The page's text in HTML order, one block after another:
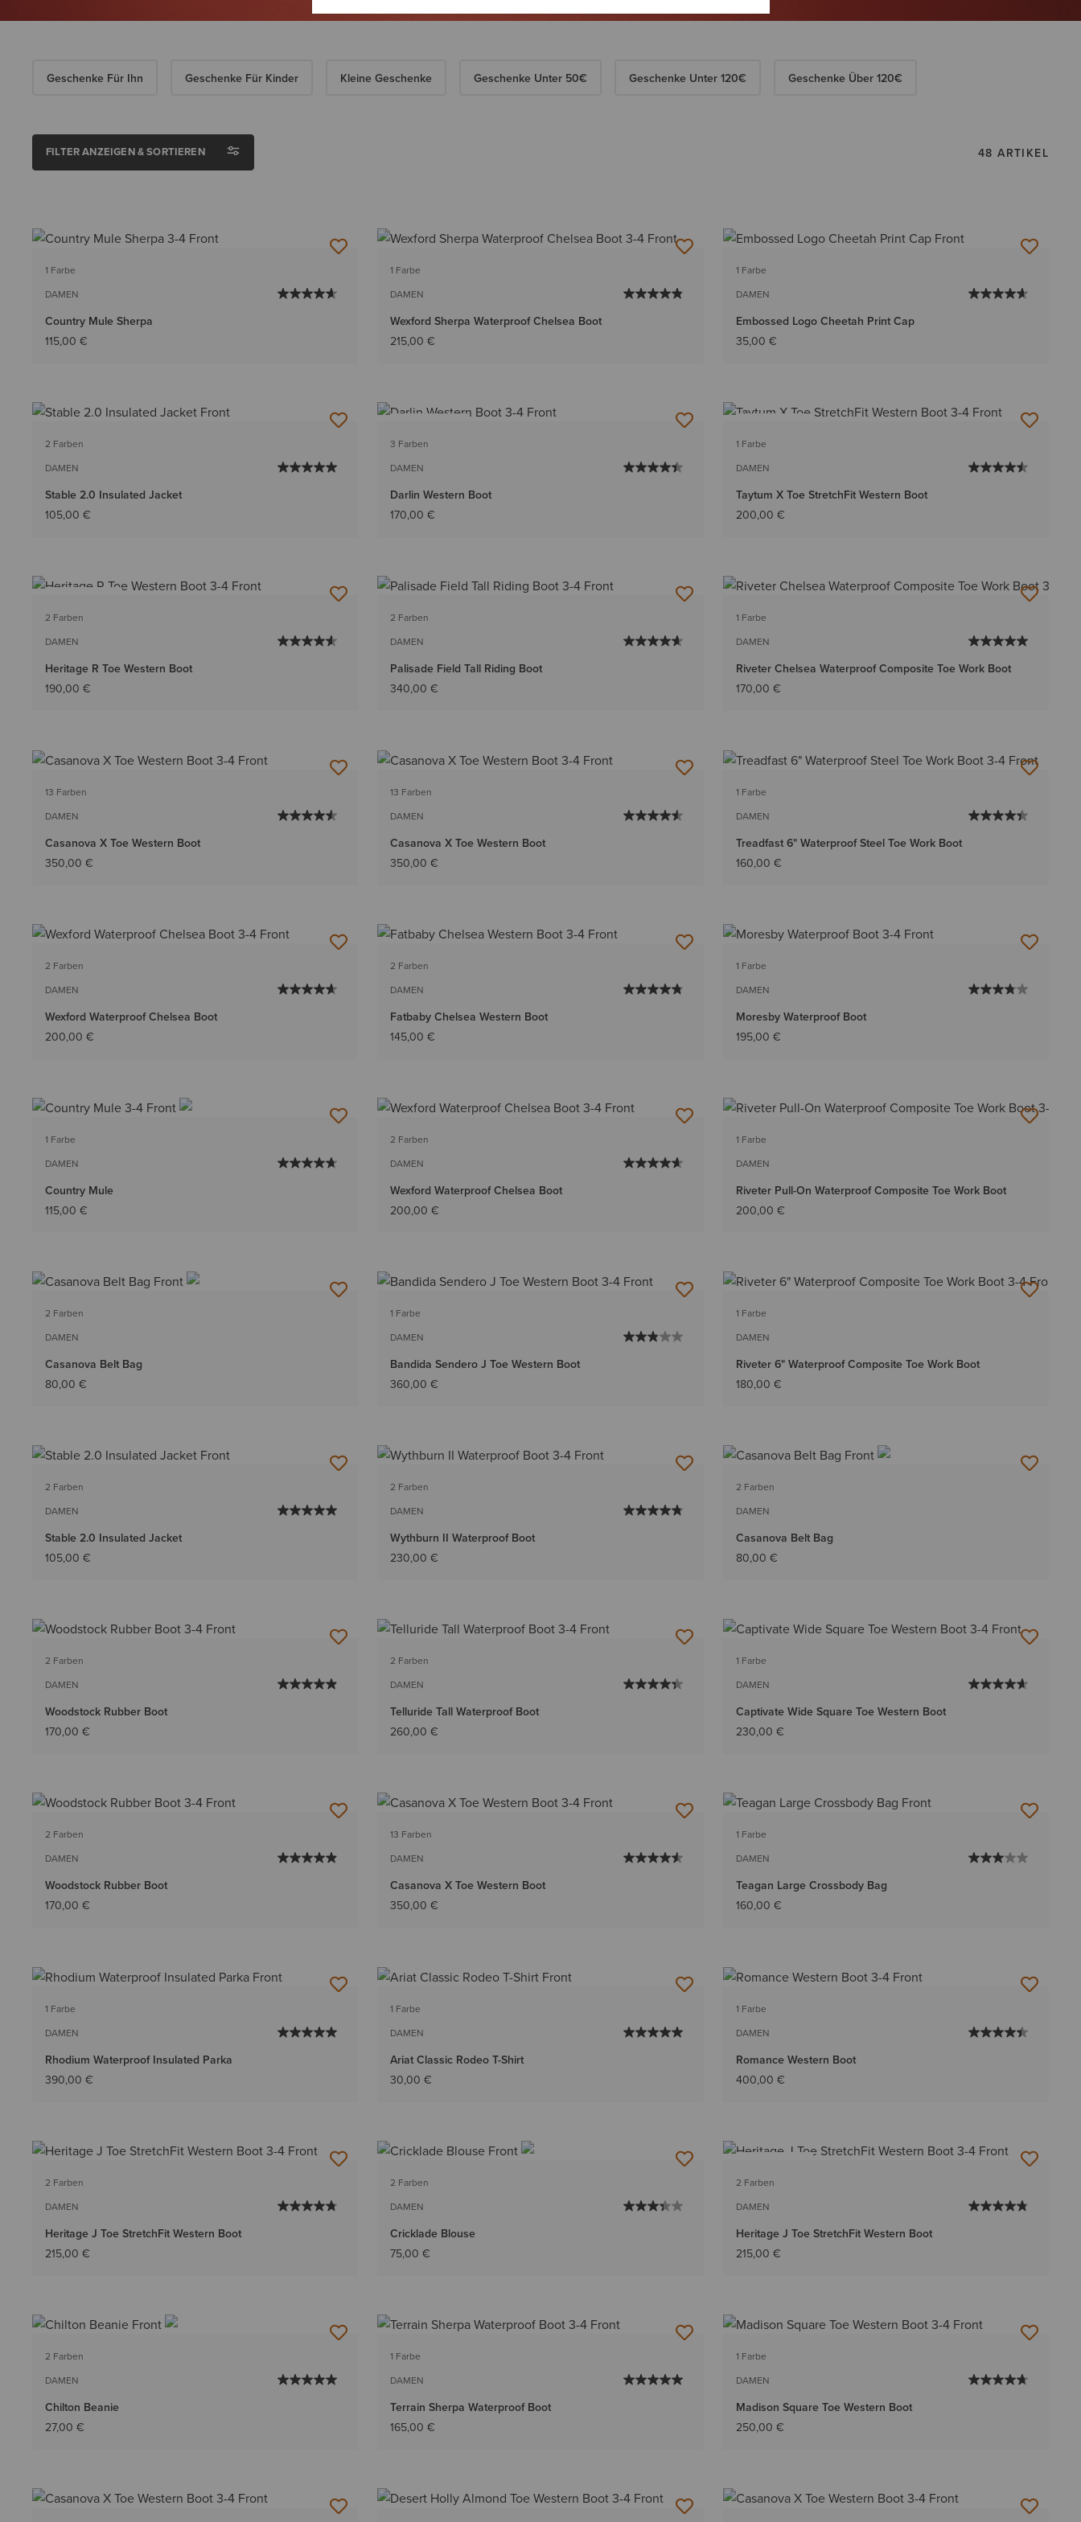
Geschenke Für Ihn Geschenke Für Kinder Kleine Geschenke Geschenke Unter 50€ Geschenke Unter 120€ Geschenke Über 120€
FILTER ANZEIGEN & SORTIEREN 48 ARTIKEL
1 Farbe
DAMEN
Country Mule Sherpa
115,00 €
1 Farbe
DAMEN
Wexford Sherpa Waterproof Chelsea Boot
215,00 €
1 Farbe
DAMEN
Embossed Logo Cheetah Print Cap
35,00 €
2 Farben
DAMEN
Stable 2.0 Insulated Jacket
105,00 €
3 Farben
DAMEN
Darlin Western Boot
170,00 €
1 Farbe
DAMEN
Taytum X Toe StretchFit Western Boot
200,00 €
2 Farben
DAMEN
Heritage R Toe Western Boot
190,00 €
2 Farben
DAMEN
Palisade Field Tall Riding Boot
340,00 €
1 Farbe
DAMEN
Riveter Chelsea Waterproof Composite Toe Work Boot
170,00 €
13 Farben
DAMEN
Casanova X Toe Western Boot
350,00 €
13 Farben
DAMEN
Casanova X Toe Western Boot
350,00 €
1 Farbe
DAMEN
Treadfast 6" Waterproof Steel Toe Work Boot
160,00 €
2 Farben
DAMEN
Wexford Waterproof Chelsea Boot
200,00 €
2 Farben
DAMEN
Fatbaby Chelsea Western Boot
145,00 €
1 Farbe
DAMEN
Moresby Waterproof Boot
195,00 €
1 Farbe
DAMEN
Country Mule
115,00 €
2 Farben
DAMEN
Wexford Waterproof Chelsea Boot
200,00 €
1 Farbe
DAMEN
Riveter Pull-On Waterproof Composite Toe Work Boot
200,00 €
2 Farben
DAMEN
Casanova Belt Bag
80,00 €
1 Farbe
DAMEN
Bandida Sendero J Toe Western Boot
360,00 €
1 Farbe
DAMEN
Riveter 6" Waterproof Composite Toe Work Boot
180,00 €
2 Farben
DAMEN
Stable 2.0 Insulated Jacket
105,00 €
2 Farben
DAMEN
Wythburn II Waterproof Boot
230,00 €
2 Farben
DAMEN
Casanova Belt Bag
80,00 €
2 Farben
DAMEN
Woodstock Rubber Boot
170,00 €
2 Farben
DAMEN
Telluride Tall Waterproof Boot
260,00 €
1 Farbe
DAMEN
Captivate Wide Square Toe Western Boot
230,00 €
2 Farben
DAMEN
Woodstock Rubber Boot
170,00 €
13 Farben
DAMEN
Casanova X Toe Western Boot
350,00 €
1 Farbe
DAMEN
Teagan Large Crossbody Bag
160,00 €
1 Farbe
DAMEN
Rhodium Waterproof Insulated Parka
390,00 €
1 Farbe
DAMEN
Ariat Classic Rodeo T-Shirt
30,00 €
1 Farbe
DAMEN
Romance Western Boot
400,00 €
2 Farben
DAMEN
Heritage J Toe StretchFit Western Boot
215,00 €
2 Farben
DAMEN
Cricklade Blouse
75,00 €
2 Farben
DAMEN
Heritage J Toe StretchFit Western Boot
215,00 €
2 Farben
DAMEN
Chilton Beanie
27,00 €
1 Farbe
DAMEN
Terrain Sherpa Waterproof Boot
165,00 €
1 Farbe
DAMEN
Madison Square Toe Western Boot
250,00 €